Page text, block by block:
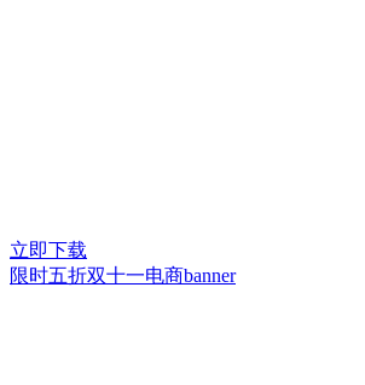
立即下载
限时五折双十一电商banner